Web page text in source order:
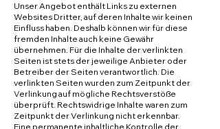
Unser Angebot enthält Links zu externen
Websites Dritter, auf deren Inhalte wir keinen
Einfluss haben. Deshalb können wir für diese
fremden Inhalte auch keine Gewähr
übernehmen. Für die Inhalte der verlinkten
Seiten ist stets der jeweilige Anbieter oder
Betreiber der Seiten verantwortlich. Die
verlinkten Seiten wurden zum Zeitpunkt der
Verlinkung auf mögliche Rechtsverstöße
überprüft. Rechtswidrige Inhalte waren zum
Zeitpunkt der Verlinkung nicht erkennbar.
Eine permanente inhaltliche Kontrolle der